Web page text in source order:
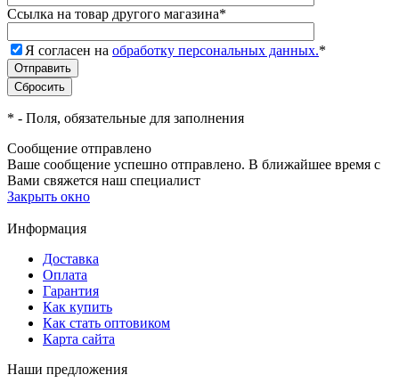
Ссылка на товар другого магазина*
Я согласен на обработку персональных данных.*
* - Поля, обязательные для заполнения
Сообщение отправлено
Ваше сообщение успешно отправлено. В ближайшее время с
Вами свяжется наш специалист
Закрыть окно
Информация
Доставка
Оплата
Гарантия
Как купить
Как стать оптовиком
Карта сайта
Наши предложения